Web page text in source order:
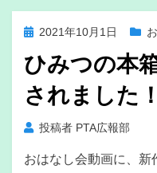
投
日:
2021年10月1日
ひみつの本
されました！
投稿者 PTA広報部
おはなし会動画に、新